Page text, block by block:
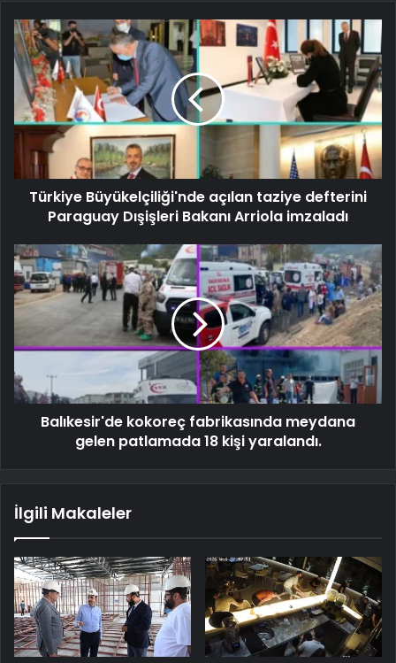
Türkiye Büyükelçiliği'nde açılan taziye defterini
Paraguay Dışişleri Bakanı Arriola imzaladı
Balıkesir'de kokoreç fabrikasında meydana
gelen patlamada 18 kişi yaralandı.
İlgili Makaleler